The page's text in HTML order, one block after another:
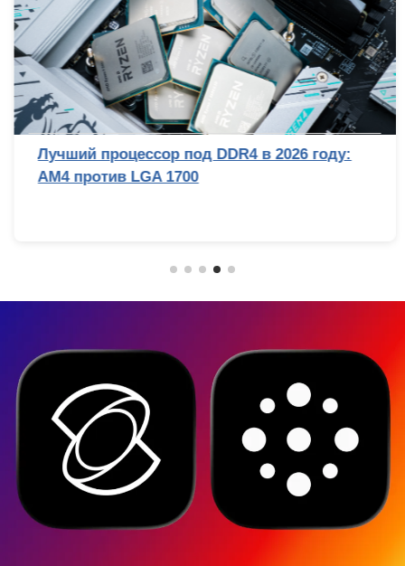
Лучший процессор под DDR4 в 2026 году:
AM4 против LGA 1700